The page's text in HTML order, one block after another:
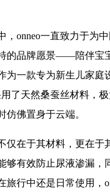
，onneo一直致力于为
的品牌愿景——陪伴宝
为一款专为新生儿家庭
了天然桑蚕丝材料，
仿佛置身于云端。
仅在于其材料，更在于
够有效防止尿液渗漏，
旅行中还是日常使用，